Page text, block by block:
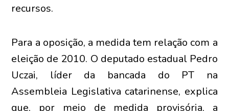
recursos.
Para a oposição, a medida tem relação com a
eleição de 2010. O deputado estadual Pedro
Uczai, líder da bancada do PT na
Assembleia Legislativa catarinense, explica
que, por meio de medida provisória, a